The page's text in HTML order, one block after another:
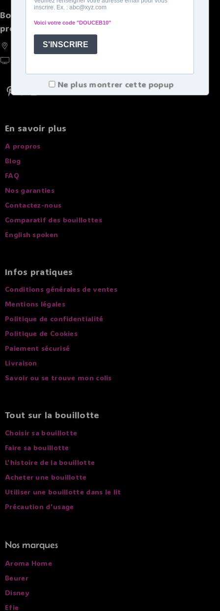
Boutique spécialisée de bouillottes et autres
produits chaleureux
France, Belgique, Suisse, Luxembourg
En savoir plus
A propros
Blog
FAQ
Nos garanties
Contactez-nous
Comparatif des bouillottes
English spoken
Infos pratiques
Conditions générales de ventes
Mentions légales
Politique de confidentialité
Politique de Cookies
Paiement sécurisé
Livraison
Savoir ou se trouve mon colis
Tout sur la bouillotte
Choisir sa bouillotte
Faire sa bouillotte
L'histoire de la bouillotte
Acheter une bouillotte
Utiliser une bouillotte dans le lit
Précaution d'usage
Nos marques
Aroma Home
Beurer
Disney
Efie
Ne plus montrer cette popup